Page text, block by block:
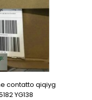
contatto qiqiyg
YG138